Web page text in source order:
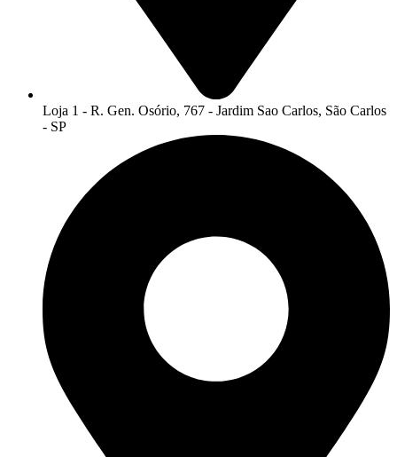
Loja 1 - R. Gen. Osório, 767 - Jardim Sao Carlos, São Carlos
- SP